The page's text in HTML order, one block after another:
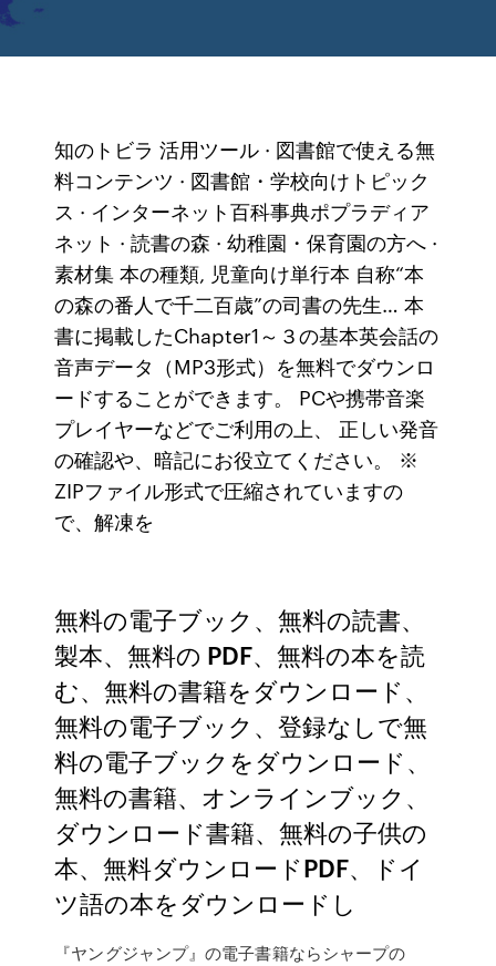
知のトビラ 活用ツール · 図書館で使える無
料コンテンツ · 図書館・学校向けトピック
ス · インターネット百科事典ポプラディア
ネット · 読書の森 · 幼稚園・保育園の方へ ·
素材集 本の種類, 児童向け単行本 自称“本
の森の番人で千二百歳”の司書の先生… 本
書に掲載したChapter1～３の基本英会話の
音声データ（MP3形式）を無料でダウンロ
ードすることができます。 PCや携帯音楽
プレイヤーなどでご利用の上、 正しい発音
の確認や、暗記にお役立てください。 ※
ZIPファイル形式で圧縮されていますの
で、解凍を
無料の電子ブック、無料の読書、
製本、無料の PDF、無料の本を読
む、無料の書籍をダウンロード、
無料の電子ブック、登録なしで無
料の電子ブックをダウンロード、
無料の書籍、オンラインブック、
ダウンロード書籍、無料の子供の
本、無料ダウンロードPDF、ドイ
ツ語の本をダウンロードし
『ヤングジャンプ』の電子書籍ならシャープの